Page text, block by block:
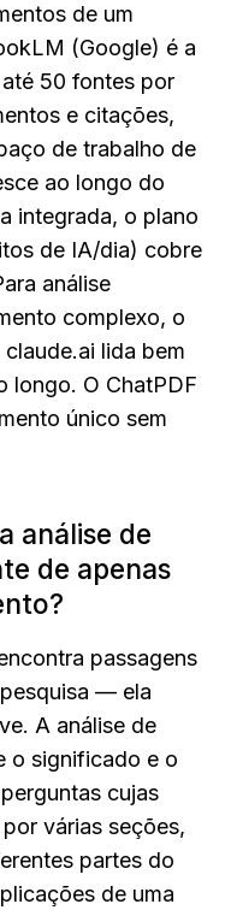
de um
(Google) é a
50 fontes por
e citações,
de trabalho de
ao longo do
integrada, o plano
de IA/dia) cobre
análise
complexo, o
lida bem
longo. O ChatPDF
único sem
análise de
de apenas
passagens
— ela
A análise de
o significado e o
cujas
várias seções,
partes do
de uma